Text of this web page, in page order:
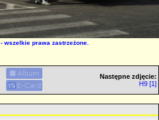
- wszelkie prawa zastrzeżone.
Następne zdjęcie:
H9 [1]